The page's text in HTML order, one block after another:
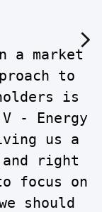
a market
to
is
- Energy
us a
right
focus on
should